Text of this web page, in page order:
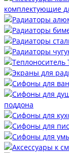
комплектующие
поддона